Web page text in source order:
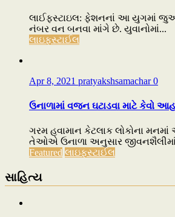
લાઈફસ્ટાઇલ: ફેશનનાં આ યુગમાં
નંબર વન બનવા માંગે છે. યુવાનોમાં...
લાઇફસ્ટાઈલ
Apr 8, 2021 pratyakshsamachar0
ઉનાળામાં વજન ઘટાડવા માટે કેવો
ગરમ હવામાન કેટલાક લોકોના
તેઓએ ઉનાળા અનુસાર જીવનશૈલીમાં
Featured લાઇફસ્ટાઈલ
સાહિત્ય